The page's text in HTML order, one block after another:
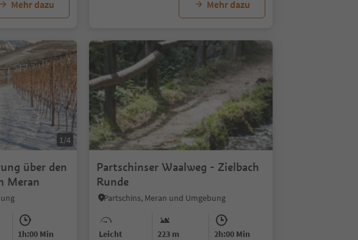
Mehr dazu Mehr dazu
1/8
1/4
über den
Meran
1h:00 Min
Partschinser Waalweg - Zielbach
Runde
Partschins, Meran und Umgebung
Leicht 223 m 2h:00 Min